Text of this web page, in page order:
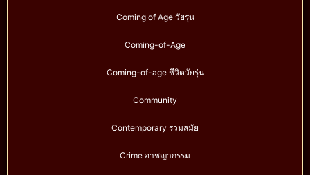
Coming of Age วัยรุ่น
Coming-of-Age
Coming-of-age ชีวิตวัยรุ่น
Community
Contemporary ร่วมสมัย
Crime อาชญากรรม